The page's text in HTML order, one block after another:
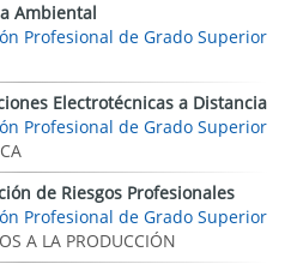
Ambiental
Profesional de Grado Superior
Electrotécnicas a Distancia
Profesional de Grado Superior
de Riesgos Profesionales
Profesional de Grado Superior
A LA PRODUCCIÓN